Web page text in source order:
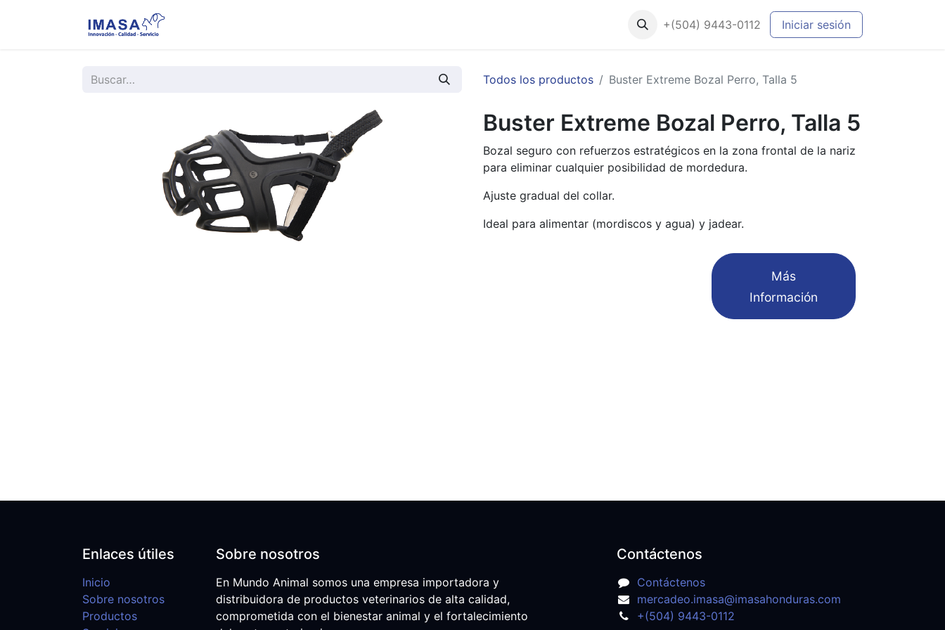
+(504) 9443-0112 Iniciar sesión
Todos los productos Buster Extreme Bozal Perro, Talla 5
Buster Extreme Bozal Perro, Talla 5
Bozal seguro con refuerzos estratégicos en la zona frontal de la nariz
para eliminar cualquier posibilidad de mordedura.
Ajuste gradual del collar.
Ideal para alimentar (mordiscos y agua) y jadear.
​Más
Información
Enlaces útiles
Inicio
Sobre nosotros
Productos
Sobre nosotros
En Mundo Animal somos una empresa importadora y
distribuidora de productos veterinarios de alta calidad,
comprometida con el bienestar animal y el fortalecimiento
Contáctenos
Contáctenos
mercadeo.imasa@imasahonduras.com
+(504) 9443-0112